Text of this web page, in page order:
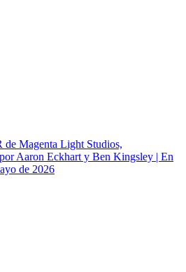
de Magenta Light Studios,
Aaron Eckhart y Ben Kingsley | En
de 2026